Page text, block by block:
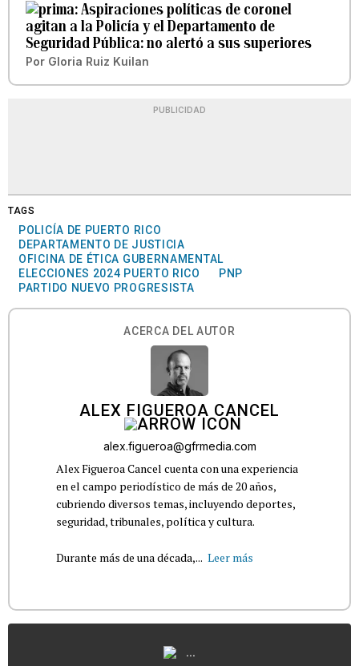
Aspiraciones políticas de coronel
agitan a la Policía y el Departamento de
Seguridad Pública: no alertó a sus superiores
Por Gloria Ruiz Kuilan
PUBLICIDAD
TAGS
POLICÍA DE PUERTO RICO
DEPARTAMENTO DE JUSTICIA
OFICINA DE ÉTICA GUBERNAMENTAL
ELECCIONES 2024 PUERTO RICO
PNP
PARTIDO NUEVO PROGRESISTA
ACERCA DEL AUTOR
ALEX FIGUEROA CANCEL
alex.figueroa@gfrmedia.com
Alex Figueroa Cancel cuenta con una experiencia
en el campo periodístico de más de 20 años,
cubriendo diversos temas, incluyendo deportes,
seguridad, tribunales, política y cultura.
Durante más de una década,... Leer más
...